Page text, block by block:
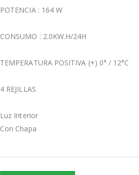
POTENCIA : 164 W
CONSUMO : 2.0KW.H/24H
TEMPERATURA POSITIVA (+) 0° / 12°C
4 REJILLAS
Luz Interior
Con Chapa